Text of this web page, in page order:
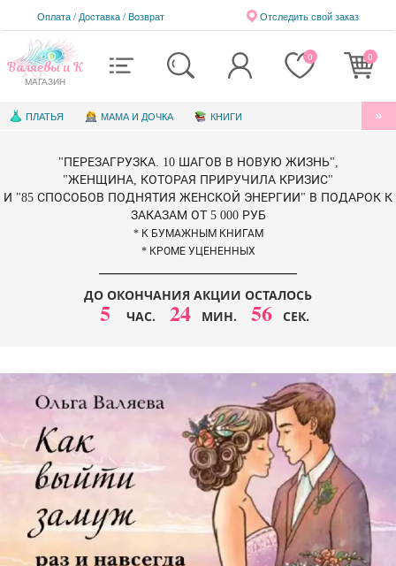
Валяевы и К
МАГАЗИН
Оплата / Доставка/Возврат Отследить свой заказ
0 0
ПЛАТЬЯ МАМА И ДОЧКА КНИГИ
КНИГИ ДЛЯ ДЕТЕЙ ЭЛЕКТРОННЫЕ КНИГИ
"ПЕРЕЗАГРУЗКА. 10 ШАГОВ В НОВУЮ ЖИЗНЬ",
"ЖЕНЩИНА, КОТОРАЯ ПРИРУЧИЛА КРИЗИС"
И "85 СПОСОБОВ ПОДНЯТИЯ ЖЕНСКОЙ ЭНЕРГИИ" В ПОДАРОК К
ЗАКАЗАМ ОТ 5 000 РУБ
* К БУМАЖНЫМ КНИГАМ
* КРОМЕ УЦЕНЕННЫХ
ДО ОКОНЧАНИЯ АКЦИИ ОСТАЛОСЬ
5 ЧАС. 24 МИН. 56 СЕК.